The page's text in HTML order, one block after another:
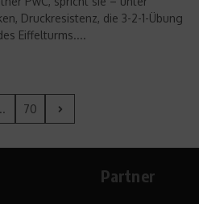
Druckresistenz, die 3-2-1-Übung
Eiffelturms....
70
Partner